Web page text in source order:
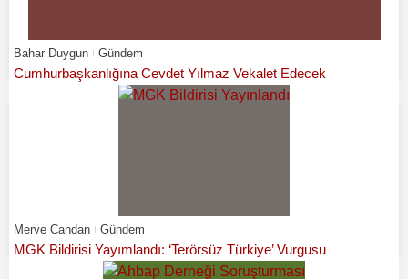
Bahar Duygun Gündem
Cumhurbaşkanlığına Cevdet Yılmaz Vekalet Edecek
Merve Candan Gündem
MGK Bildirisi Yayımlandı: ‘Terörsüz Türkiye’ Vurgusu